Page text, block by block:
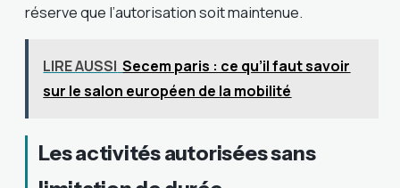
réserve que l’autorisation soit maintenue.
LIRE AUSSI Secem paris : ce qu’il faut savoir
sur le salon européen de la mobilité
Les activités autorisées sans